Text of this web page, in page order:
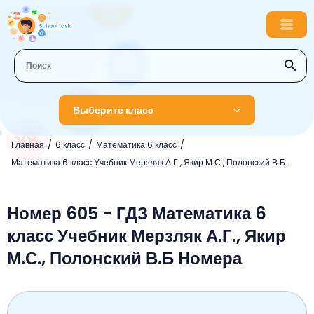
Выберите класс
Главная 6 класс
Математика 6 класс
Математика 6 класс Учебник Мерзляк А.Г., Якир М.С., Полонский В.Б.
1 класс
Русский язык
Литературное чтение
Окружающий мир
Математика
Математика
Английский язык
Информатика
Литературное чтение
3 класс
Музыка
Окружающий мир
4 класс
Номер 605 - ГДЗ Математика 6
класс Учебник Мерзляк А.Г., Якир
М.С., Полонский В.Б Номера